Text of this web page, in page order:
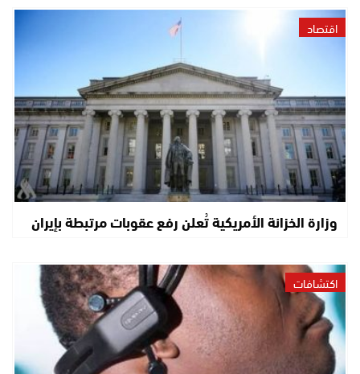
اقتصاد
وزارة الخزانة الأمريكية تُعلن رفع عقوبات مرتبطة بإيران
اكتشافات